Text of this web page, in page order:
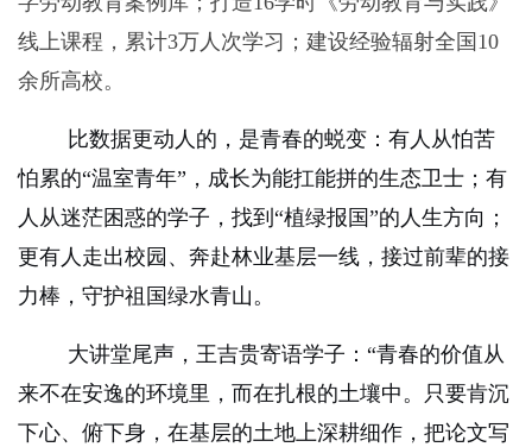
线上课程，累计3万人次学习；建设经验辐射全国 10
余所高校。
比数据更动人的，是青春的蜕变：有人从怕苦
怕累的“温室青年”，成长为能扛能拼的生态卫士；有
人从迷茫困惑的学子，找到“植绿报国”的人生方向；
更有人走出校园、奔赴林业基层一线，接过前辈的接
力棒，守护祖国绿水青山。
大讲堂尾声，王吉贵寄语学子：“青春的价值从
来不在安逸的环境里，而在扎根的土壤中。只要肯沉
下心、俯下身，在基层的土地上深耕细作，把论文写